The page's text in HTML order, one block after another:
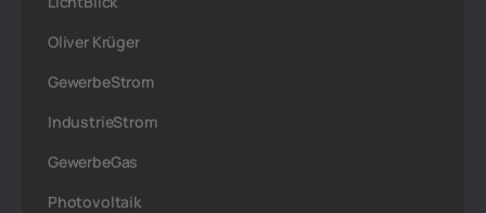
Oliver Krüger
GewerbeStrom
IndustrieStrom
GewerbeGas
Photovoltaik